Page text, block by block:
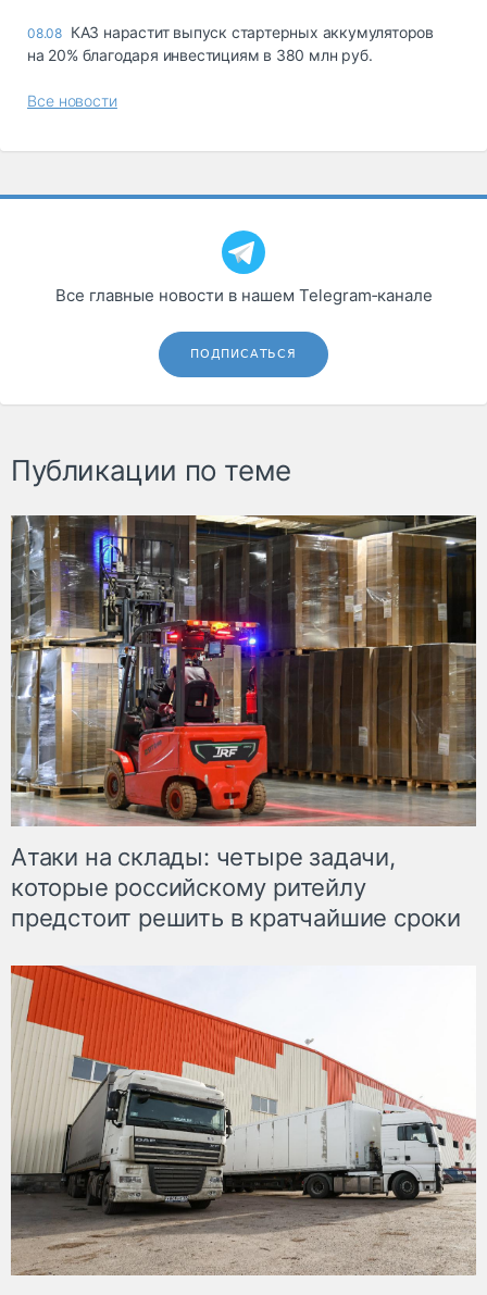
08.08 КАЗ нарастит выпуск стартерных аккумуляторов
на 20% благодаря инвестициям в 380 млн руб.
Все новости
Все главные новости в нашем Telegram‑канале
ПОДПИСАТЬСЯ
Публикации по теме
Атаки на склады: четыре задачи,
которые российскому ритейлу
предстоит решить в кратчайшие сроки